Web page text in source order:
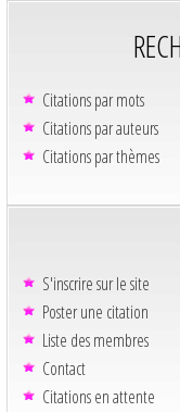
Citations par mots
Citations par auteurs
Citations par thèmes
S'inscrire sur le site
Poster une citation
Liste des membres
Contact
Citations en attente